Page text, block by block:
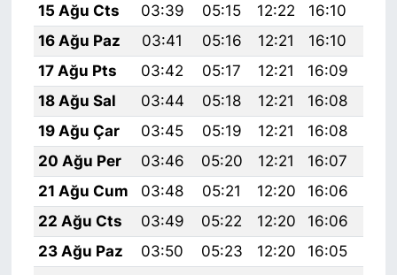
15 Ağu Cts
03:39 05:15 12:22 16:10
16 Ağu Paz
03:41 05:16 12:21 16:10
17 Ağu Pts
03:42 05:17 12:21 16:09
18 Ağu Sal
03:44 05:18 12:21 16:08
19 Ağu Çar
03:45 05:19 12:21 16:08
20 Ağu Per
03:46 05:20 12:21 16:07
21 Ağu Cum
03:48 05:21 12:20 16:06
22 Ağu Cts
03:49 05:22 12:20 16:06
23 Ağu Paz
03:50 05:23 12:20 16:05